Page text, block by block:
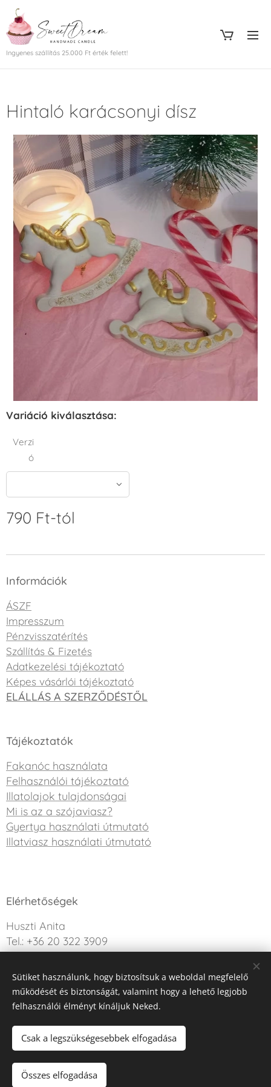
Ingyenes szállítás 25.000 Ft érték felett!
Hintaló karácsonyi dísz
Variáció kiválasztása:
Verzi
ó
790 Ft-tól
Információk
ÁSZF
Impresszum
Pénzvisszatérítés
Szállítás & Fizetés
Adatkezelési tájékoztató
Képes vásárlói tájékoztató
ELÁLLÁS A SZERZŐDÉSTŐL
Tájékoztatók
Fakanóc használata
Felhasználói tájékoztató
Illatolajok tulajdonságai
Mi is az a szójaviasz?
Gyertya használati útmutató
Illatviasz használati útmutató
Elérhetőségek
Huszti Anita
Tel.: +36 20 322 3909
Kérdésed van? Írj nekünk!
Az oldalt a Webnode működteti
Sütiket használunk, hogy biztosítsuk a weboldal megfelelő
működését és biztonságát, valamint hogy a lehető legjobb
felhasználói élményt kínáljuk Neked.
Csak a legszükségesebbek elfogadása
Összes elfogadása